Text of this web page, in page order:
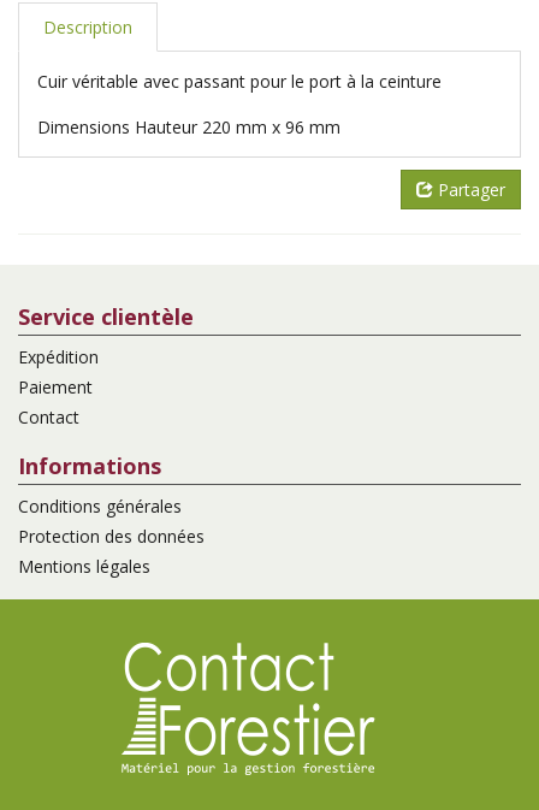
Description
Cuir véritable avec passant pour le port à la ceinture
Dimensions Hauteur 220 mm x 96 mm
Partager
Service clientèle
Expédition
Paiement
Contact
Informations
Conditions générales
Protection des données
Mentions légales